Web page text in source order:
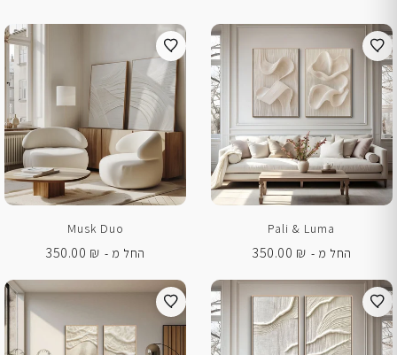
Pali & Luma
החל מ -
350.00 ₪
Musk Duo
החל מ -
350.00 ₪